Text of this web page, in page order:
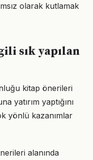
olarak kutlamak
sık yapılan
kitap önerileri
yatırım yaptığını
yönlü kazanımlar
alanında